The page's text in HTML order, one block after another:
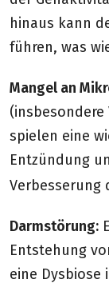
hinaus kann
führen, was
Mangel an
(insbesondere
spielen eine
Entzündung
Verbesserung
Darmstörung:
Entstehung
eine